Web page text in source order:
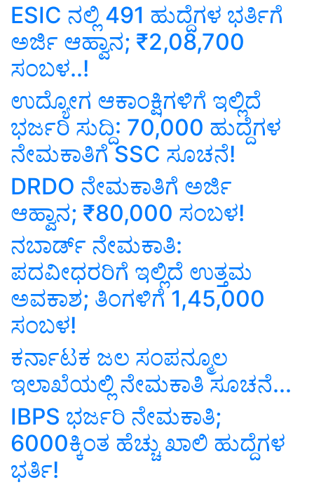
ESIC ನಲ್ಲಿ 491 ಹುದ್ದೆಗಳ ಭರ್ತಿಗೆ
ಅರ್ಜಿ ಆಹ್ವಾನ; ₹2,08,700
ಸಂಬಳ..!
ಉದ್ಯೋಗ ಆಕಾಂಕ್ಷಿಗಳಿಗೆ ಇಲ್ಲಿದೆ
ಭರ್ಜರಿ ಸುದ್ದಿ: 70,000 ಹುದ್ದೆಗಳ
ನೇಮಕಾತಿಗೆ SSC ಸೂಚನೆ!
DRDO ನೇಮಕಾತಿಗೆ ಅರ್ಜಿ
ಆಹ್ವಾನ; ₹80,000 ಸಂಬಳ!
ನಬಾರ್ಡ್‌ ನೇಮಕಾತಿ:
ಪದವೀಧರರಿಗೆ ಇಲ್ಲಿದೆ ಉತ್ತಮ
ಅವಕಾಶ; ತಿಂಗಳಿಗೆ 1,45,000
ಸಂಬಳ!
ಕರ್ನಾಟಕ ಜಲ ಸಂಪನ್ಮೂಲ
ಇಲಾಖೆಯಲ್ಲಿ ನೇಮಕಾತಿ ಸೂಚನೆ...
IBPS ಭರ್ಜರಿ ನೇಮಕಾತಿ;
6000ಕ್ಕಿಂತ ಹೆಚ್ಚು ಖಾಲಿ ಹುದ್ದೆಗಳ
ಭರ್ತಿ!